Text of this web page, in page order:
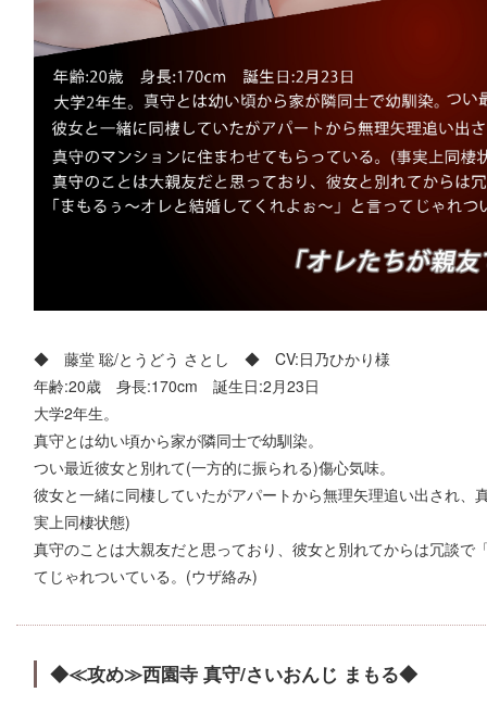
◆ 藤堂 聡/とうどう さとし ◆ CV:日乃ひかり様
年齢:20歳 身長:170cm 誕生日:2月23日
大学2年生。
真守とは幼い頃から家が隣同士で幼馴染。
つい最近彼女と別れて(一方的に振られる)傷心気味。
彼女と一緒に同棲していたがアパートから無理矢理追い出され
実上同棲状態)
真守のことは大親友だと思っており、彼女と別れてからは冗談で
てじゃれついている。(ウザ絡み)
◆≪攻め≫西園寺 真守/さいおんじ まもる◆